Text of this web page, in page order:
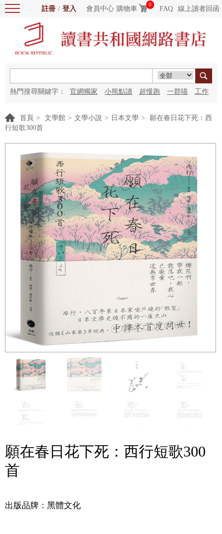
註冊 / 登入 會員中心 購物車
0
FAQ 線上讀者回函
熱門搜尋關鍵字： 官網獨家 小熊點讀 超慢跑 一群喵 工作
首頁 > 文學館 > 文學小說 > 日本文學 >
願在春日花下死：西
行短歌300首
願在春日花下死：西行短歌300
首
出版品牌：黑體文化